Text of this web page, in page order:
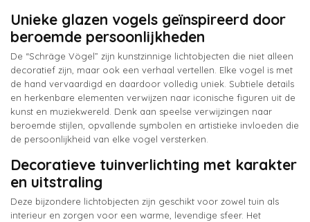
Unieke glazen vogels geïnspireerd door
beroemde persoonlijkheden
De “Schräge Vögel” zijn kunstzinnige lichtobjecten die niet alleen
decoratief zijn, maar ook een verhaal vertellen. Elke vogel is met
de hand vervaardigd en daardoor volledig uniek. Subtiele details
en herkenbare elementen verwijzen naar iconische figuren uit de
kunst en muziekwereld. Denk aan speelse verwijzingen naar
beroemde stijlen, opvallende symbolen en artistieke invloeden die
de persoonlijkheid van elke vogel versterken.
Decoratieve tuinverlichting met karakter
en uitstraling
Deze bijzondere lichtobjecten zijn geschikt voor zowel tuin als
interieur en zorgen voor een warme, levendige sfeer. Het